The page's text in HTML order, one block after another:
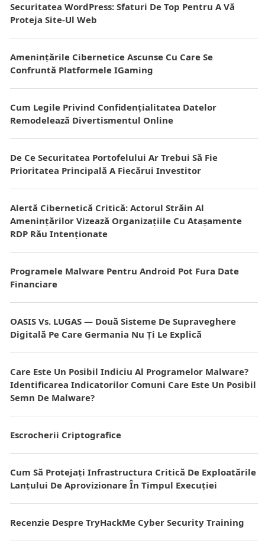
Securitatea WordPress: Sfaturi De Top Pentru A Vă
Proteja Site-Ul Web
Amenințările Cibernetice Ascunse Cu Care Se
Confruntă Platformele IGaming
Cum Legile Privind Confidențialitatea Datelor
Remodelează Divertismentul Online
De Ce Securitatea Portofelului Ar Trebui Să Fie
Prioritatea Principală A Fiecărui Investitor
Alertă Cibernetică Critică: Actorul Străin Al
Amenințărilor Vizează Organizațiile Cu Atașamente
RDP Rău Intenționate
Programele Malware Pentru Android Pot Fura Date
Financiare
OASIS Vs. LUGAS — Două Sisteme De Supraveghere
Digitală Pe Care Germania Nu Ți Le Explică
Care Este Un Posibil Indiciu Al Programelor Malware?
Identificarea Indicatorilor Comuni Care Este Un Posibil
Semn De Malware?
Escrocherii Criptografice
Cum Să Protejați Infrastructura Critică De Exploatările
Lanțului De Aprovizionare În Timpul Execuției
Recenzie Despre TryHackMe Cyber Security Training